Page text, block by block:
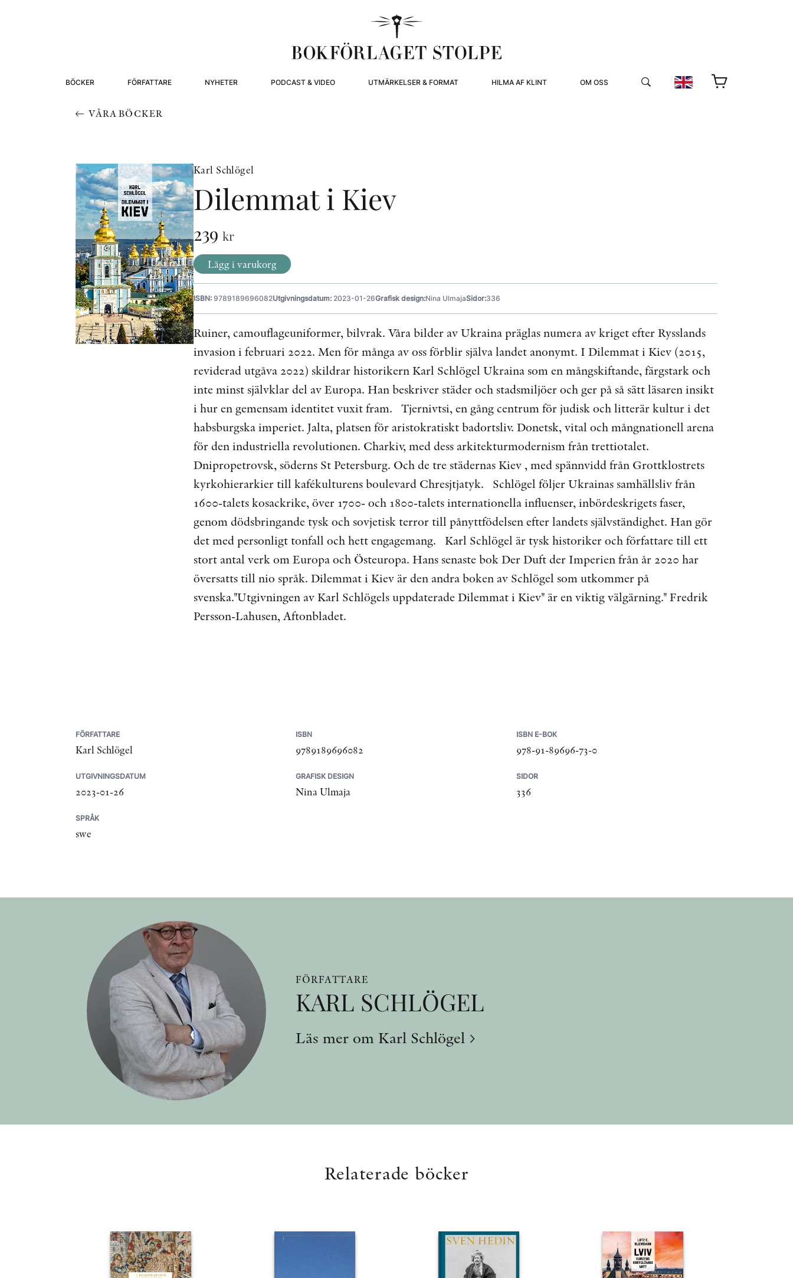
BÖCKER FÖRFATTARE NYHETER PODCAST & VIDEO UTMÄRKELSER & FORMAT HILMA AF KLINT OM OSS
PEER REVIEW-PROCESSEN
VÅRA BÖCKER
Karl Schlögel
Dilemmat i Kiev
239 kr
Lägg i varukorg
ISBN: 9789189696082Utgivningsdatum: 2023-01-26Grafisk design:Nina UlmajaSidor:336
Ruiner, camouflageuniformer, bilvrak. Våra bilder av Ukraina präglas numera av kriget efter Rysslands
invasion i februari 2022. Men för många av oss förblir själva landet anonymt. I Dilemmat i Kiev (2015,
reviderad utgåva 2022) skildrar historikern Karl Schlögel Ukraina som en mångskiftande, färgstark och
inte minst självklar del av Europa. Han beskriver städer och stadsmiljöer och ger på så sätt läsaren insikt
i hur en gemensam identitet vuxit fram. Tjernivtsi, en gång centrum för judisk och litterär kultur i det
habsburgska imperiet. Jalta, platsen för aristokratiskt badortsliv. Donetsk, vital och mångnationell arena
för den industriella revolutionen. Charkiv, med dess arkitekturmodernism från trettiotalet.
Dnipropetrovsk, söderns St Petersburg. Och de tre städernas Kiev , med spännvidd från Grottklostrets
kyrkohierarkier till kafékulturens boulevard Chresjtjatyk. Schlögel följer Ukrainas samhällsliv från
1600-talets kosackrike, över 1700- och 1800-talets internationella influenser, inbördeskrigets faser,
genom dödsbringande tysk och sovjetisk terror till pånyttfödelsen efter landets självständighet. Han gör
det med personligt tonfall och hett engagemang. Karl Schlögel är tysk historiker och författare till ett
stort antal verk om Europa och Östeuropa. Hans senaste bok Der Duft der Imperien från år 2020 har
översatts till nio språk. Dilemmat i Kiev är den andra boken av Schlögel som utkommer på
svenska."Utgivningen av Karl Schlögels uppdaterade Dilemmat i Kiev" är en viktig välgärning." Fredrik
Persson-Lahusen, Aftonbladet.
FÖRFATTARE
Karl Schlögel
ISBN
9789189696082
ISBN E-BOK
978-91-89696-73-0
UTGIVNINGSDATUM
2023-01-26
GRAFISK DESIGN
Nina Ulmaja
SIDOR
336
SPRÅK
swe
FÖRFATTARE
KARL SCHLÖGEL
Läs mer om Karl Schlögel
Relaterade böcker